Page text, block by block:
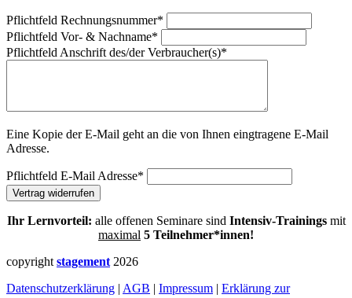
Pflichtfeld Rechnungsnummer*
Pflichtfeld Vor- & Nachname*
Pflichtfeld Anschrift des/der Verbraucher(s)*
Eine Kopie der E-Mail geht an die von Ihnen eingtragene E-Mail
Adresse.
Pflichtfeld E-Mail Adresse*
Vertrag widerrufen
Ihr Lernvorteil: alle offenen Seminare sind Intensiv-Trainingsmit
maximal 5 Teilnehmer*innen!
copyright stagement 2026
Datenschutzerklärung | AGB | Impressum | Erklärung zur